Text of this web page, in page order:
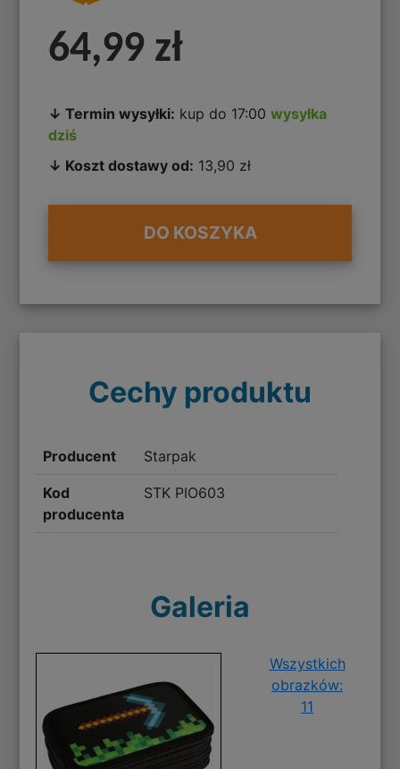
64,99 zł
↓ Termin wysyłki: kup do 17:00wysyłka
dziś
↓ Koszt dostawy od: 13,90 zł
DO KOSZYKA
Cechy produktu
Producent Starpak
Kod
producenta
STK PIO603
Galeria
Wszystkich
obrazków:
11